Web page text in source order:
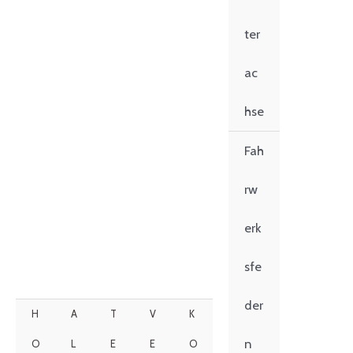
H
O
A
L
T
E
V
E
K
O
ter
ac
hse
Fah
rw
erk
sfe
der
n